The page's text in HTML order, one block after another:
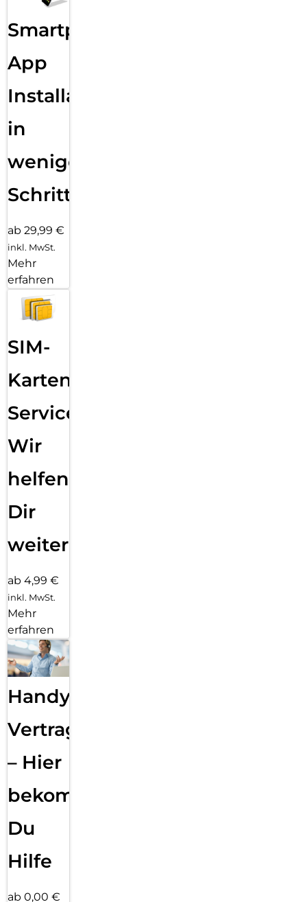
Sende eine Textnachricht, ruf jemanden an, lade Musik und
Podcasts und kontaktiere den Notruf – alles ohne dein
iPhone. Und jetzt bist du mit schnellem 5G unterwegs noch
Smartphone
App
Installation
in
wenigen
Schritten
ab 29,99 €
inkl. MwSt.
Mehr
erfahren
SIM-
Karten
Service:
Wir
helfen
Dir
weiter
ab 4,99 €
inkl. MwSt.
Mehr
erfahren
Handy
Vertragsabwicklung
– Hier
bekommst
Du
Hilfe
ab 0,00 €